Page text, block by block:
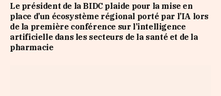
Le président de la BIDC plaide pour la mise en
place d’un écosystème régional porté par l’IA lors
de la première conférence sur l’intelligence
artificielle dans les secteurs de la santé et de la
pharmacie